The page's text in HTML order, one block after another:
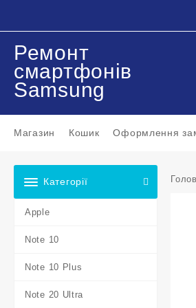
Ремонт
смартфонів
Samsung
Магазин Кошик Оформлення
Категорії
Apple
Note 10
Note 10 Plus
Note 20 Ultra